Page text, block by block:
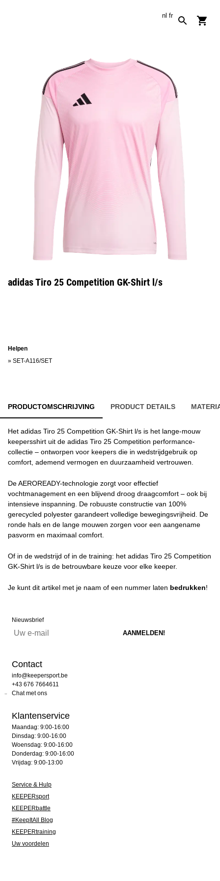
nl fr
adidas Tiro 25 Competition GK-Shirt l/s
Helpen
» SET-A116/SET
PRODUCTOMSCHRIJVING PRODUCT DETAILS
Het adidas Tiro 25 Competition GK-Shirt l/s is het lange-mouw
keepersshirt uit de adidas Tiro 25 Competition performance-
collectie – ontworpen voor keepers die in wedstrijdgebruik op
comfort, ademend vermogen en duurzaamheid vertrouwen.
De AEROREADY-technologie zorgt voor effectief
vochtmanagement en een blijvend droog draagcomfort – ook bij
intensieve inspanning. De robuuste constructie van 100%
gerecycled polyester garandeert volledige bewegingsvrijheid. De
ronde hals en de lange mouwen zorgen voor een aangename
pasvorm en maximaal comfort.
Of in de wedstrijd of in de training: het adidas Tiro 25 Competition
GK-Shirt l/s is de betrouwbare keuze voor elke keeper.
Je kunt dit artikel met je naam of een nummer laten bedrukken!
Nieuwsbrief
Contact
info@keepersport.be
+43 676 7664611
Chat met ons
Klantenservice
Maandag: 9:00-16:00
Dinsdag: 9:00-16:00
Woensdag: 9:00-16:00
Donderdag: 9:00-16:00
Vrijdag: 9:00-13:00
Service & Hulp
KEEPERsport
KEEPERbattle
#KeepItAll Blog
KEEPERtraining
Uw voordelen